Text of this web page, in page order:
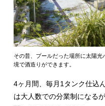
その昔、プールだった場所に太陽
境で酒造りができます。
4ヶ月間、毎月1タンク仕込
は大人数での分業制になる